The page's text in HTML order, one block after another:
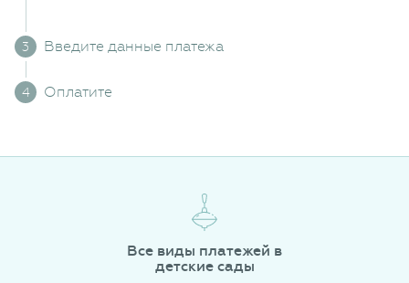
Введите данные платежа
Оплатите
Все виды платежей в
детские сады